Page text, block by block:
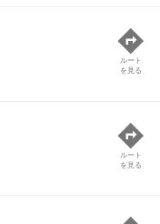
ルート
を見る
ルート
を見る